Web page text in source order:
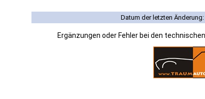
Datum der letzten
Ergänzungen oder Fehler bei den